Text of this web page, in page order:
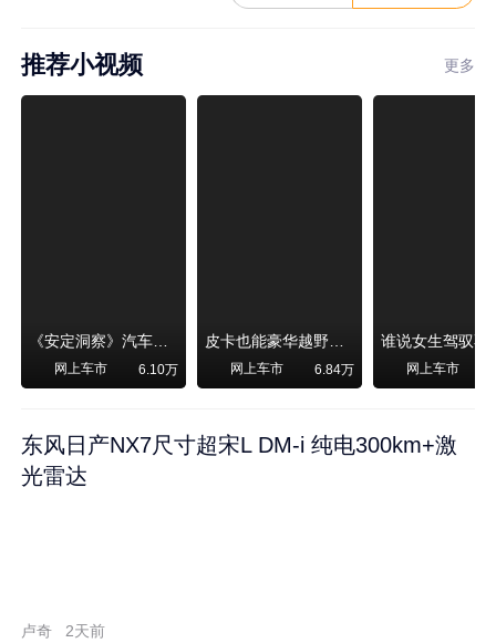
推荐小视频 更多
《安定洞察》汽车烧不烧油，和石油安全无关！
网上车市 6.10万
皮卡也能豪华越野！纵横F700上市，限时卖29.99万起
网上车市 6.84万 网上车市
东风日产NX7尺寸超宋L DM-i 纯电300km+激
光雷达
卢奇 2天前